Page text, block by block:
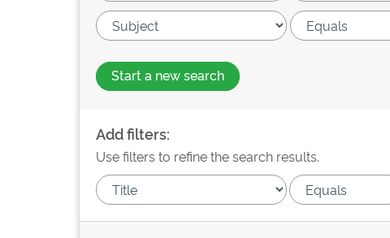
Start a new search
Add filters:
Use filters to refine the search results.